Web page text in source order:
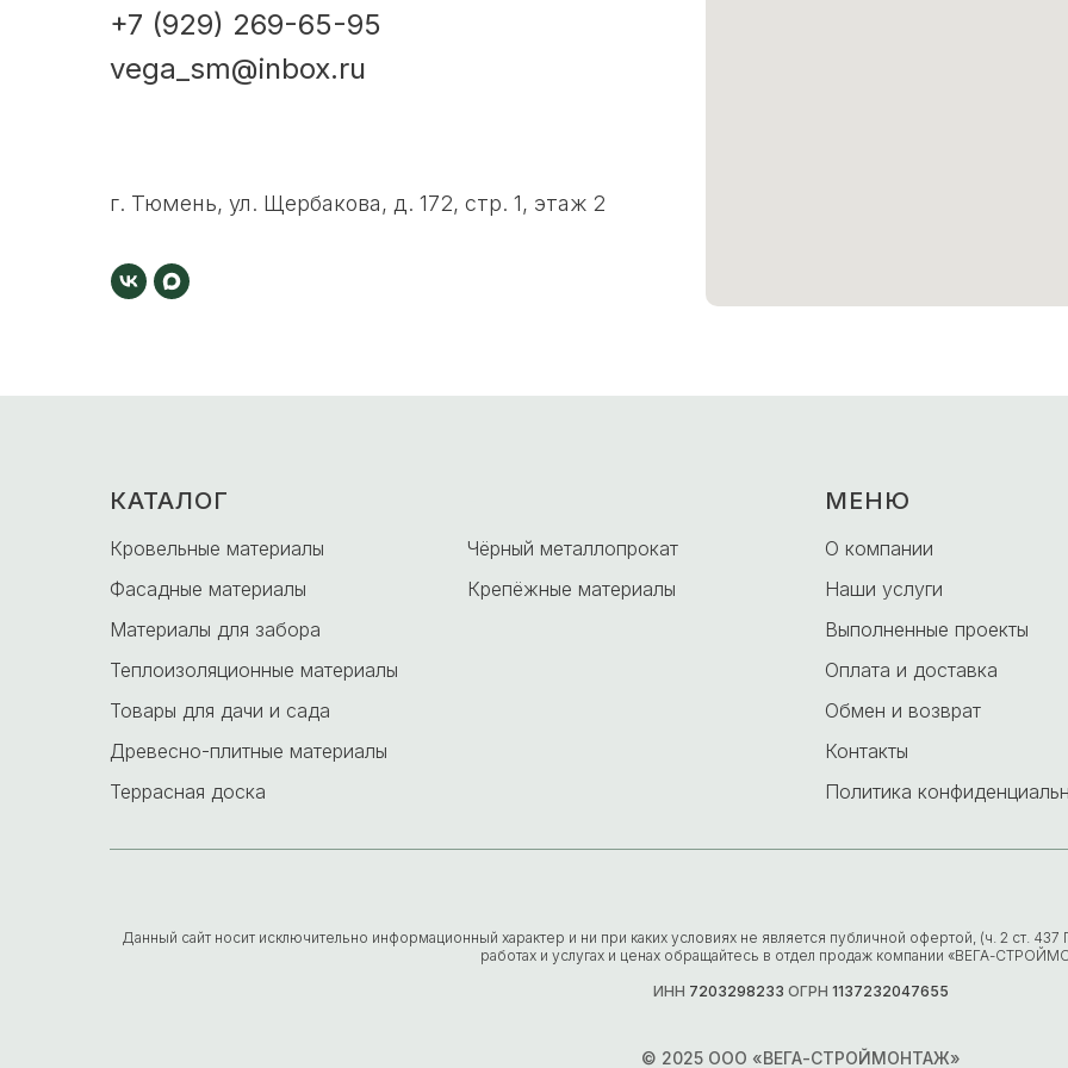
+7 (929) 269-65-95
vega_sm@inbox.ru
г. Тюмень, ул. Щербакова, д. 172, стр. 1, этаж 2
КАТАЛОГ
Кровельные материалы
Фасадные материалы
Материалы для забора
Теплоизоляционные материалы
Товары для дачи и сада
Древесно-плитные материалы
Террасная доска
Чёрный металлопрокат
Крепёжные материалы
МЕНЮ
О компании
Наши услуги
Выполненные проекты
Оплата и доставка
Обмен и возврат
Контакты
Политика
Данный сайт носит исключительно информационный характер и ни при каких условиях не является публичной офертой, (ч. 2 ст.
работах и услугах и ценах обращайтесь в отдел продаж компании «ВЕГА-
ИНН 7203298233 ОГРН 1137232047655
© 2025 ООО «ВЕГА-СТРОЙМОНТАЖ»